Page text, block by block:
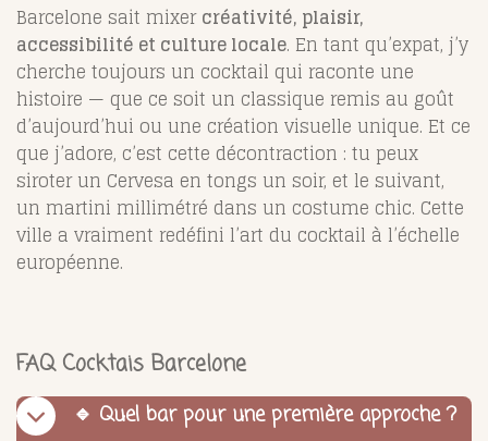
Barcelone sait mixercréativité, plaisir,
accessibilité et culture locale. En tant qu’expat, j’y
cherche toujours un cocktail qui raconte une
histoire — que ce soit un classique remis au goût
d’aujourd’hui ou une création visuelle unique. Et ce
que j’adore, c’est cette décontraction : tu peux
siroter un Cervesa en tongs un soir, et le suivant,
un martini millimétré dans un costume chic. Cette
ville a vraiment redéfini l’art du cocktail à l’échelle
européenne.
FAQ Cocktais Barcelone
🔹 Quel bar pour une première approche ?